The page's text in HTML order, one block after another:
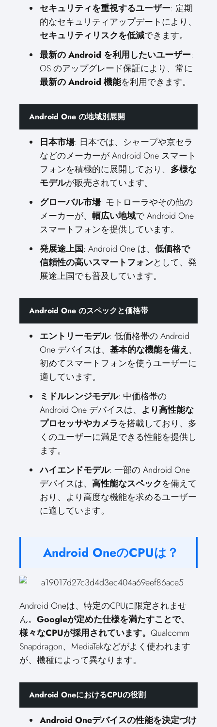
セキュリティを重視するユーザー: 定期
的なセキュリティアップデートにより、
セキュリティリスクを低減できます。
最新の Android を利用したいユーザー:
OS のアップグレード保証により、常に
最新の Android 機能を利用できます。
Android One の地域別展開
日本市場: 日本では、シャープや京セラ
などのメーカーが Android One スマート
フォンを積極的に展開しており、 多様な
モデルが販売されています。
グローバル市場: モトローラやその他の
メーカーが、 幅広い地域で Android One
スマートフォンを提供しています。
発展途上国: Android One は、 低価格で
信頼性の高いスマートフォンとして、発
展途上国でも普及しています。
Android One のスペックと価格帯
エントリーモデル: 低価格帯の Android
One デバイスは、 基本的な機能を備え、
初めてスマートフォンを使うユーザーに
適しています。
ミドルレンジモデル: 中価格帯の
Android One デバイスは、 より高性能な
プロセッサやカメラを搭載しており、多
くのユーザーに満足できる性能を提供し
ます。
ハイエンドモデル: 一部の Android One
デバイスは、 高性能なスペックを備えて
おり、より高度な機能を求めるユーザー
に適しています。
Android OneのCPUは？
Android Oneは、特定のCPUに限定されませ
ん。 Googleが定めた仕様を満たすことで、
様々なCPUが採用されています。 Qualcomm
Snapdragon、MediaTekなどがよく使われます
が、機種によって異なります。
Android OneにおけるCPUの役割
Android Oneデバイスの性能を決定づけ